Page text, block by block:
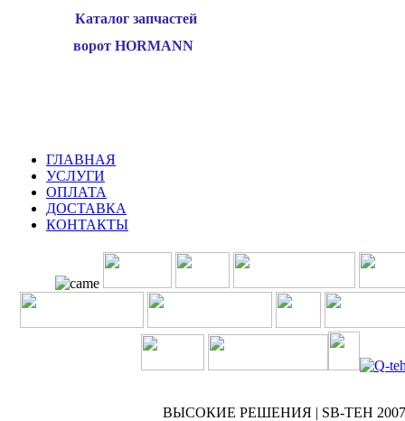
Каталог запчастей
ворот HORMANN
ГЛАВНАЯ
УСЛУГИ
ОПЛАТА
ДОСТАВКА
КОНТАКТЫ
ВЫСОКИЕ РЕШЕНИЯ | SB-TEH 2007